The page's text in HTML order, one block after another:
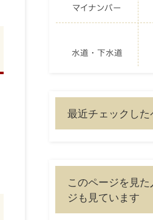
マイナンバー
水道・下水道
最近チェックした
このページを見
ジも見ています